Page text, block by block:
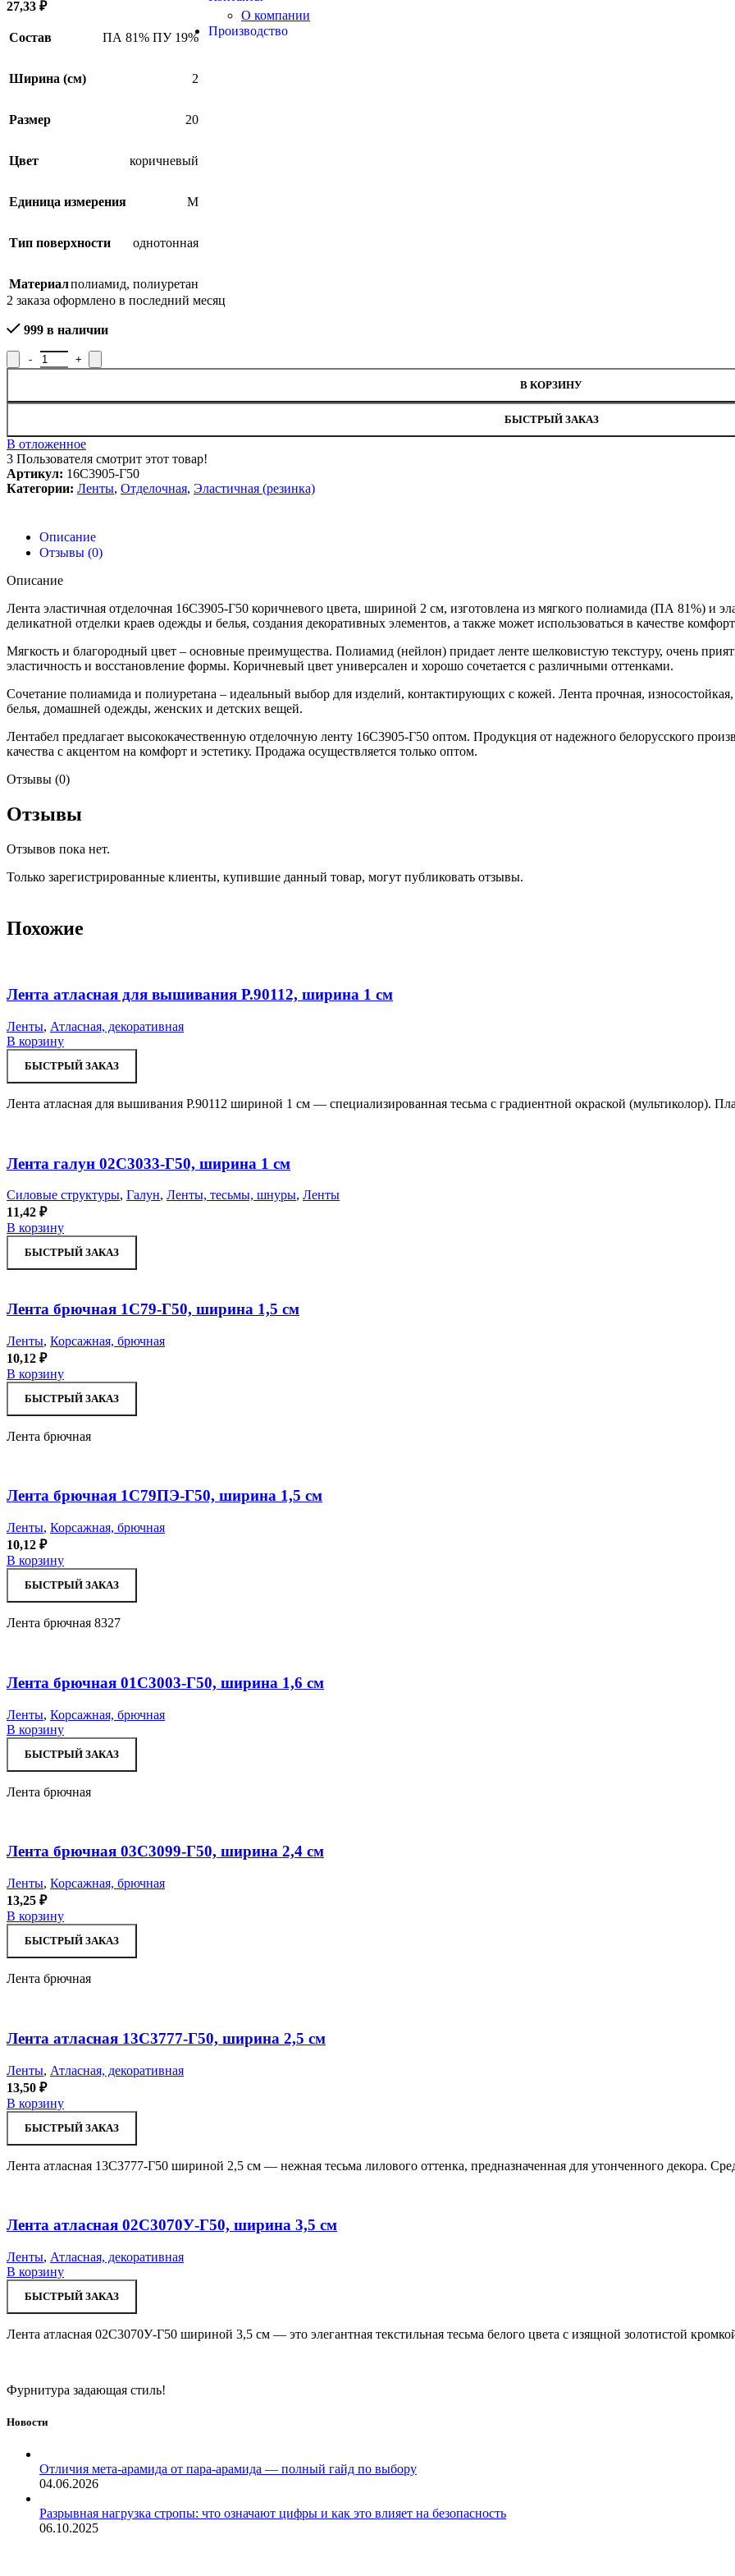
О компании
Производство
27,33 ₽
Состав ПА 81% ПУ 19%
Ширина (см) 2
Размер 20
Цвет коричневый
Единица измерения М
Тип поверхности однотонная
Материалполиамид, полиуретан
2 заказа оформлено в последний месяц
999 в наличии
Количество товара Лента эластичная отделочная 16С3905-Г50, ширина 2 см
В КОРЗИНУ
БЫСТРЫЙ ЗАКАЗ
В отложенное
3 Пользователя смотрит этот товар!
Артикул: 16С3905-Г50
Категории: Ленты, Отделочная, Эластичная (резинка)
Описание
Отзывы (0)
Описание
Лента эластичная отделочная 16С3905-Г50 коричневого цвета, шириной 2 см, изготовлена из мягкого полиамида (ПА 81%) и
деликатной отделки краев одежды и белья, создания декоративных элементов, а также может использоваться в качестве
Мягкость и благородный цвет – основные преимущества. Полиамид (нейлон) придает ленте шелковистую текстуру, очень
эластичность и восстановление формы. Коричневый цвет универсален и хорошо сочетается с различными оттенками.
Сочетание полиамида и полиуретана – идеальный выбор для изделий, контактирующих с кожей. Лента прочная,
белья, домашней одежды, женских и детских вещей.
Лентабел предлагает высококачественную отделочную ленту 16С3905-Г50 оптом. Продукция от надежного белорусского
качества с акцентом на комфорт и эстетику. Продажа осуществляется только оптом.
Отзывы (0)
Отзывы
Отзывов пока нет.
Только зарегистрированные клиенты, купившие данный товар, могут публиковать отзывы.
Похожие
Лента атласная для вышивания Р.90112, ширина 1 см
Ленты, Атласная, декоративная
В корзину
БЫСТРЫЙ ЗАКАЗ
Лента атласная для вышивания Р.90112 шириной 1 см — специализированная тесьма с градиентной окраской (мультиколор).
Лента галун 02С3033-Г50, ширина 1 см
Силовые структуры, Галун, Ленты, тесьмы, шнуры, Ленты
11,42 ₽
В корзину
БЫСТРЫЙ ЗАКАЗ
Лента брючная 1С79-Г50, ширина 1,5 см
Ленты, Корсажная, брючная
10,12 ₽
В корзину
БЫСТРЫЙ ЗАКАЗ
Лента брючная
Лента брючная 1С79ПЭ-Г50, ширина 1,5 см
Ленты, Корсажная, брючная
10,12 ₽
В корзину
БЫСТРЫЙ ЗАКАЗ
Лента брючная 8327
Лента брючная 01С3003-Г50, ширина 1,6 см
Ленты, Корсажная, брючная
В корзину
БЫСТРЫЙ ЗАКАЗ
Лента брючная
Лента брючная 03С3099-Г50, ширина 2,4 см
Ленты, Корсажная, брючная
13,25 ₽
В корзину
БЫСТРЫЙ ЗАКАЗ
Лента брючная
Лента атласная 13С3777-Г50, ширина 2,5 см
Ленты, Атласная, декоративная
13,50 ₽
В корзину
БЫСТРЫЙ ЗАКАЗ
Лента атласная 13С3777-Г50 шириной 2,5 см — нежная тесьма лилового оттенка, предназначенная для утонченного декора.
Лента атласная 02С3070У-Г50, ширина 3,5 см
Ленты, Атласная, декоративная
В корзину
БЫСТРЫЙ ЗАКАЗ
Лента атласная 02С3070У-Г50 шириной 3,5 см — это элегантная текстильная тесьма белого цвета с изящной золотистой
Фурнитура задающая стиль!
Новости
Отличия мета-арамида от пара-арамида — полный гайд по выбору
04.06.2026
Разрывная нагрузка стропы: что означают цифры и как это влияет на безопасность
06.10.2025